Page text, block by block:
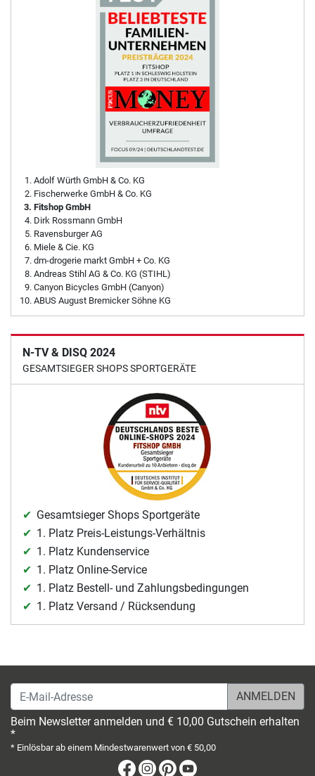
Adolf Würth GmbH & Co. KG
Fischerwerke GmbH & Co. KG
Fitshop GmbH
Dirk Rossmann GmbH
Ravensburger AG
Miele & Cie. KG
dm-drogerie markt GmbH + Co. KG
Andreas Stihl AG & Co. KG (STIHL)
Canyon Bicycles GmbH (Canyon)
ABUS August Bremicker Söhne KG
N-TV & DISQ 2024
GESAMTSIEGER SHOPS SPORTGERÄTE
Gesamtsieger Shops Sportgeräte
1. Platz Preis-Leistungs-Verhältnis
1. Platz Kundenservice
1. Platz Online-Service
1. Platz Bestell- und Zahlungsbedingungen
1. Platz Versand / Rücksendung
E-Mail-Adresse
Beim Newsletter anmelden und € 10,00 Gutschein erhalten
*
* Einlösbar ab einem Mindestwarenwert von € 50,00
Facebook
Instagram
Pinterest